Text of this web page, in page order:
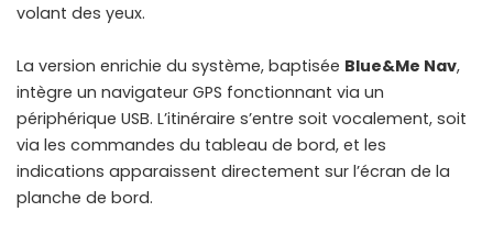
volant des yeux.
La version enrichie du système, baptisée Blue&Me Nav,
intègre un navigateur GPS fonctionnant via un
périphérique USB. L’itinéraire s’entre soit vocalement, soit
via les commandes du tableau de bord, et les
indications apparaissent directement sur l’écran de la
planche de bord.